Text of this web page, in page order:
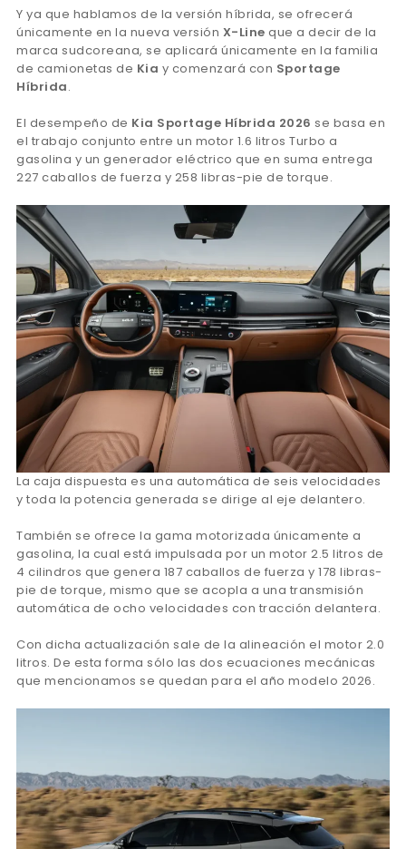
Y ya que hablamos de la versión híbrida, se ofrecerá
únicamente en la nueva versión X-Line que a decir de la
marca sudcoreana, se aplicará únicamente en la familia
de camionetas de Kia y comenzará con Sportage
Híbrida.
El desempeño de Kia Sportage Híbrida 2026 se basa en
el trabajo conjunto entre un motor 1.6 litros Turbo a
gasolina y un generador eléctrico que en suma entrega
227 caballos de fuerza y 258 libras-pie de torque.
La caja dispuesta es una automática de seis velocidades
y toda la potencia generada se dirige al eje delantero.
También se ofrece la gama motorizada únicamente a
gasolina, la cual está impulsada por un motor 2.5 litros de
4 cilindros que genera 187 caballos de fuerza y 178 libras-
pie de torque, mismo que se acopla a una transmisión
automática de ocho velocidades con tracción delantera.
Con dicha actualización sale de la alineación el motor 2.0
litros. De esta forma sólo las dos ecuaciones mecánicas
que mencionamos se quedan para el año modelo 2026.